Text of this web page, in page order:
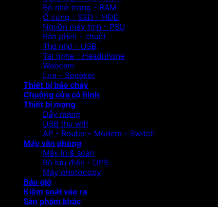
Bộ nhớ trong - RAM
Ổ cứng - SSD - HDD
Nguồn máy tính - PSU
Bàn phím - chuột
Thẻ nhớ - USB
Tai nghe - Headphone
Webcam
Loa - Speaker
Thiết bị báo cháy
Chuông cửa có hình
Thiết bị mạng
Dây mạng
USB thu wifi
AP - Router - Modem - Switch
Máy văn phòng
Máy in & scan
Bộ lưu điện - UPS
Máy photocopy
Báo giờ
Kiểm soát vào ra
Sản phẩm khác